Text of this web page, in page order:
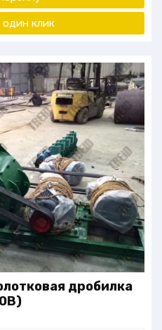
один клик
дробилка